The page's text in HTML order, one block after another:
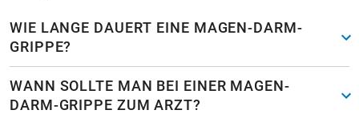
WIE LANGE DAUERT EINE MAGEN-DARM-
GRIPPE?
WANN SOLLTE MAN BEI EINER MAGEN-
DARM-GRIPPE ZUM ARZT?